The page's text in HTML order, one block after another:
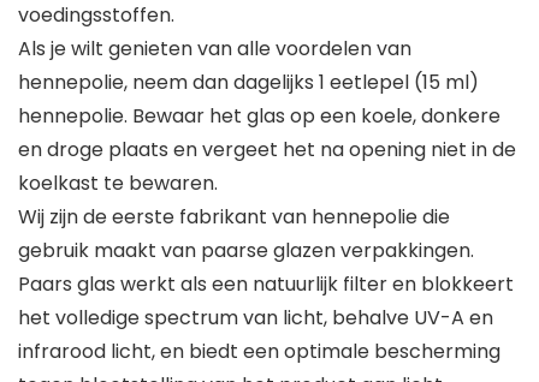
voedingsstoffen.
Als je wilt genieten van alle voordelen van
hennepolie, neem dan dagelijks 1 eetlepel (15 ml)
hennepolie. Bewaar het glas op een koele, donkere
en droge plaats en vergeet het na opening niet in de
koelkast te bewaren.
Wij zijn de eerste fabrikant van hennepolie die
gebruik maakt van paarse glazen verpakkingen.
Paars glas werkt als een natuurlijk filter en blokkeert
het volledige spectrum van licht, behalve UV-A en
infrarood licht, en biedt een optimale bescherming